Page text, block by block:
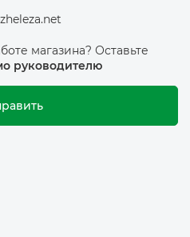
магазина? Оставьте
руководителю